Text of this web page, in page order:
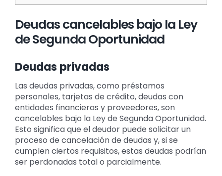
Deudas cancelables bajo la Ley
de Segunda Oportunidad
Deudas privadas
Las deudas privadas, como préstamos
personales, tarjetas de crédito, deudas con
entidades financieras y proveedores, son
cancelables bajo la Ley de Segunda Oportunidad.
Esto significa que el deudor puede solicitar un
proceso de cancelación de deudas y, si se
cumplen ciertos requisitos, estas deudas podrían
ser perdonadas total o parcialmente.